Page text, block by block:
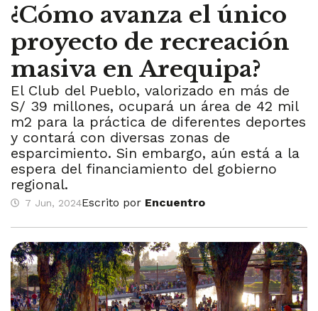
¿Cómo avanza el único
proyecto de recreación
masiva en Arequipa?
El Club del Pueblo, valorizado en más de
S/ 39 millones, ocupará un área de 42 mil
m2 para la práctica de diferentes deportes
y contará con diversas zonas de
esparcimiento. Sin embargo, aún está a la
espera del financiamiento del gobierno
regional.
7 Jun, 2024Escrito por Encuentro